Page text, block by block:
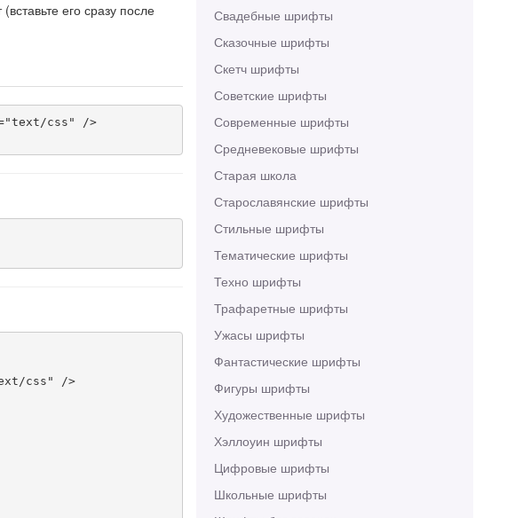
Свадебные шрифты
Сказочные шрифты
Скетч шрифты
Советские шрифты
Современные шрифты
Средневековые шрифты
Старая школа
Старославянские шрифты
Стильные шрифты
Тематические шрифты
Техно шрифты
Трафаретные шрифты
Ужасы шрифты
Фантастические шрифты
Фигуры шрифты
Художественные шрифты
Хэллоуин шрифты
Цифровые шрифты
Школьные шрифты
его сразу после
css" />
css" />